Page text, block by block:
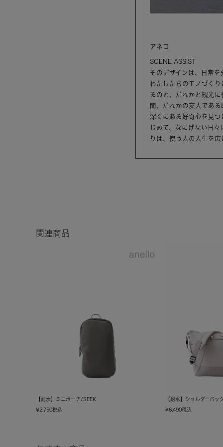
アネロ
SCENE ASSIST
そのデザインは、日常を
わたしたちのモノづく
るのと、だれかと観光
間、だれかの友人であ
深くにある好奇心を見
じめて、なにげない日
りは、使う人の人生を
関連商品
【耐水】ミニポーチ/SEEK
¥2,750税込
【耐水】ショルダーバッ
¥6,490税込